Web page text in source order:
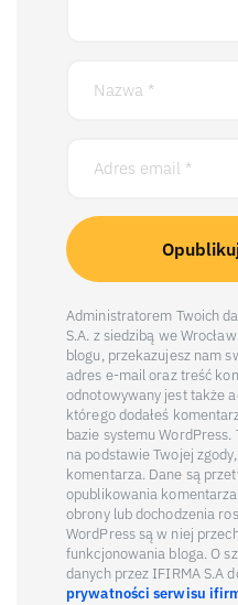
Administratorem Twoich
S.A. z siedzibą we
blogu, przekazujesz nam
adres e-mail oraz treść
odnotowywany jest także
którego dodałeś
bazie systemu
na podstawie Twojej
komentarza. Dane są
opublikowania
obrony lub dochodzenia
WordPress są w niej
funkcjonowania bloga. O
danych przez IFIRMA S.A
prywatności serwisu